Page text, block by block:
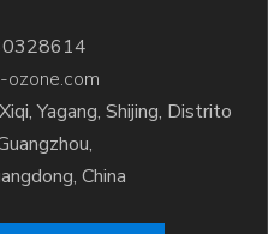
Yagang, Shijing, Distrito
China